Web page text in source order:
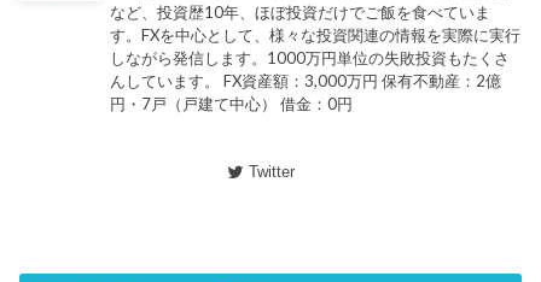
など、投資歴10年、ほぼ投資だけでご飯を食べていま
す。FXを中心として、様々な投資関連の情報を実際に実行
しながら発信します。1000万円単位の失敗投資もたくさ
んしています。 FX資産額：3,000万円 保有不動産：2億
円・7戸（戸建て中心） 借金：0円
Twitter